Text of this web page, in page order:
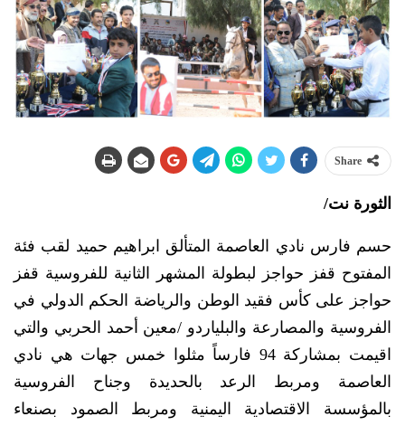
Share
الثورة نت/
حسم فارس نادي العاصمة المتألق ابراهيم حميد لقب فئة
المفتوح قفز حواجز لبطولة المشهر الثانية للفروسية قفز
حواجز على كأس فقيد الوطن والرياضة الحكم الدولي في
الفروسية والمصارعة والبلياردو /معين أحمد الحربي والتي
اقيمت بمشاركة 94 فارساً مثلوا خمس جهات هي نادي
العاصمة ومربط الرعد بالحديدة وجناح الفروسية
بالمؤسسة الاقتصادية اليمنية ومربط الصمود بصنعاء